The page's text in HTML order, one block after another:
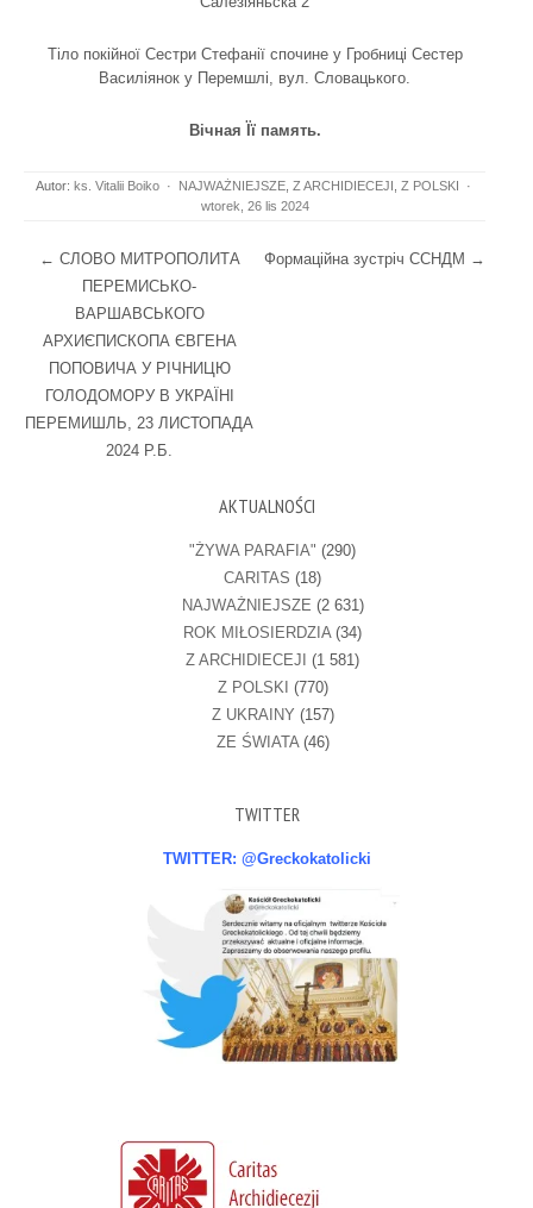
Тіло покійної Сестри Стефанії спочине у Гробниці Сестер
Василіянок у Перемшлі, вул. Словацького.
Вічная Її память.
Autor: ks. Vitalii Boiko · NAJWAŻNIEJSZE, Z ARCHIDIECEJI Z POLSKI
·
wtorek, 26 lis 2024
Post navigation
← СЛОВО МИТРОПОЛИТА
ПЕРЕМИСЬКО-
ВАРШАВСЬКОГО
АРХИЄПИСКОПА ЄВГЕНА
ПОПОВИЧА У РІЧНИЦЮ
ГОЛОДОМОРУ В УКРАЇНІ
ПЕРЕМИШЛЬ, 23 ЛИСТОПАДА
2024 Р.Б.
Формаційна зустріч ССНДМ →
AKTUALNOŚCI
"ŻYWA PARAFIA" (290)
CARITAS (18)
NAJWAŻNIEJSZE (2 631)
ROK MIŁOSIERDZIA(34)
Z ARCHIDIECEJI (1 581)
Z POLSKI (770)
Z UKRAINY (157)
ZE ŚWIATA(46)
TWITTER
TWITTER: @Greckokatolicki